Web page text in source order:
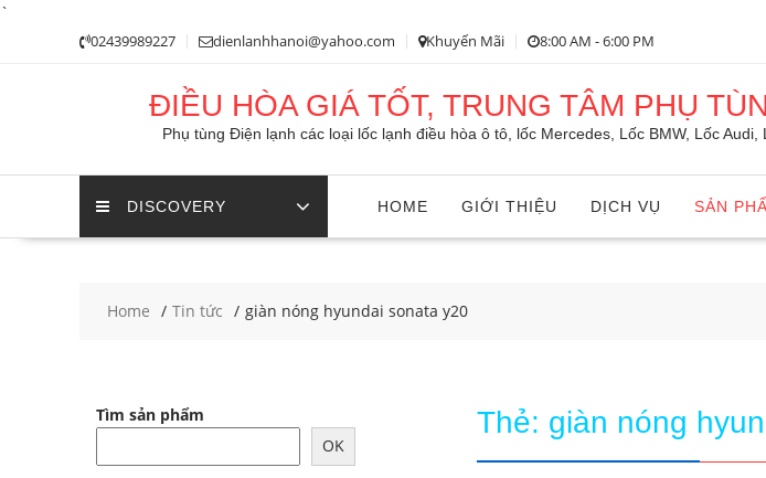
`
02439989227 dienlanhhanoi@yahoo.com Khuyến Mãi 8:00 AM - 6:00 PM
ĐIỀU HÒA GIÁ TỐT, TRUNG TÂM PHỤ
Phụ tùng Điện lạnh các loại lốc lạnh điều hòa ô tô, lốc Mercedes, Lốc BMW, Lốc
DISCOVERY HOME GIỚI THIỆU DỊCH VỤ SẢN
Home Tin tức giàn nóng hyundai sonata y20
Thẻ: giàn nóng
Tìm sản phẩm
OK